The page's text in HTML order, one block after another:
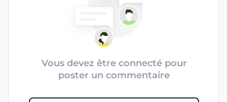
Vous devez être connecté pour
poster un commentaire